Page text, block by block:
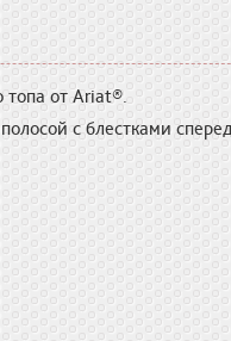
топа от Ariat®.
с блестками